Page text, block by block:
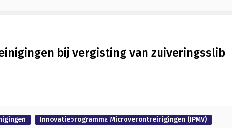
bij vergisting van zuiveringsslib
Innovatieprogramma Microverontreinigingen (IPMV)